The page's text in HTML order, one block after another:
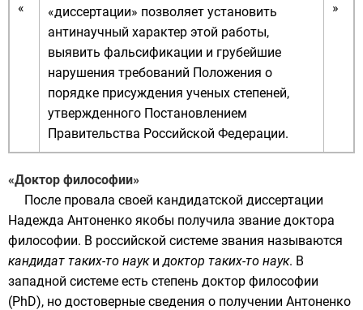
«диссертации» позволяет установить
антинаучный характер этой работы,
выявить фальсификации и грубейшие
нарушения требований Положения о
порядке присуждения ученых степеней,
утвержденного Постановлением
Правительства Российской Федерации.
«Доктор философии»
После провала своей кандидатской диссертации
Надежда Антоненко якобы получила звание доктора
философии. В российской системе звания называются
кандидат таких-то наукидоктор таких-то наук. В
западной системе есть степень доктор философии
(PhD), но достоверные сведения о получении Антоненко